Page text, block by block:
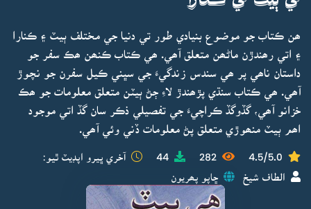
ھن ڪتاب جو موضوع بنيادي طور تي دنيا جي مختلف ٻيٽ ۽ ڪنارا
۽ اتي رھندڙن ماڻھن متعلق آھي. ھي ڪتاب ڪنھن ھڪ سفر جو
داستان ناھي پر ھي سندس زندگيءَ جي سڀني ڪيل سفرن جو نچوڙ
آھي. ھي ڪتاب سنڌي پڙھندڙ لاءِ ڄڻ ٻيٽن متعلق معلومات جو ھڪ
خزانو آھي، گڏوگڏ ڪراچيءَ جي تفصيلي ذڪر سان گڏ اتي موجود
اھم ٻيٽ منھوڙي متعلق پڻ معلومات ڏني وئي آھي.
4.5/5.0
282
44 آخري ڀيرو اپڊيٽ ٿيو:
الطاف شيخ ڇاپو پھريون